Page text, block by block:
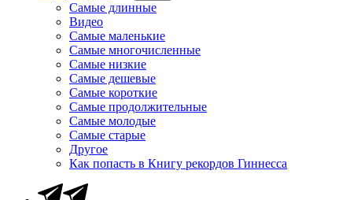
Самые длинные
Видео
Самые маленькие
Самые многочисленные
Самые низкие
Самые дешевые
Самые короткие
Самые продолжительные
Самые молодые
Самые старые
Другое
Как попасть в Книгу рекордов Гиннесса
Telegram